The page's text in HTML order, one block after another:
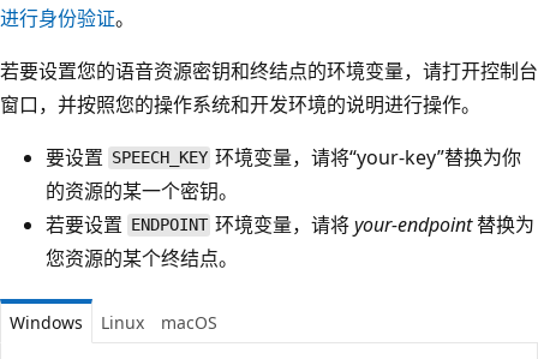
进行身份验证。
若要设置您的语音资源密钥和终结点的环境变量，请打开控制台
窗口，并按照您的操作系统和开发环境的说明进行操作。
要设置 SPEECH_KEY 环境变量，请将“your-key”替换为你
的资源的某一个密钥。
若要设置 ENDPOINT 环境变量，请将your-endpoint替换为
您资源的某个终结点。
Windows Linux macOS